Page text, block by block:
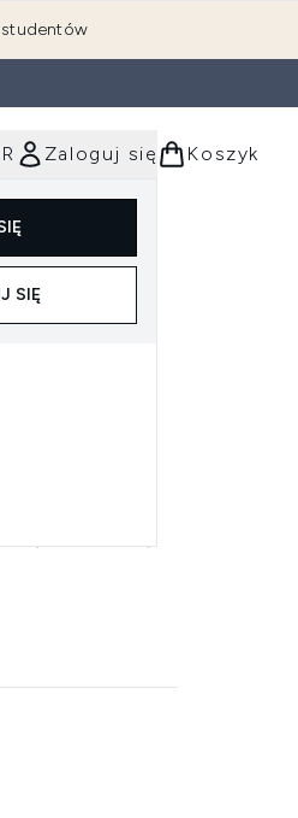
Zaloguj się
SIĘ
Koszyk
do podmenu (Narzędzia)
SUN
(100 ML)